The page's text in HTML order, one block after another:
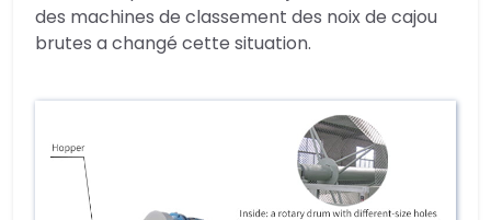
des machines de classement des noix de cajou
brutes a changé cette situation.